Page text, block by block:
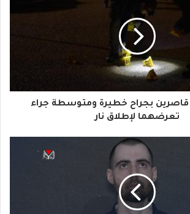
قاصرين بجراح خطيرة ومتوسطة جراء
تعرضهما لإطلاق نار